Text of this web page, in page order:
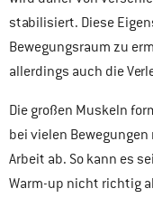
stabilisiert. Diese
Bewegungsraum zu
allerdings auch die
Die großen Muskeln
bei vielen
Arbeit ab. So kann es
Warm-up nicht richtig